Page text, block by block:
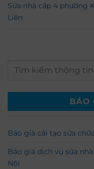
Sửa nhà cấp 4 phường
Liên
BÁO
Báo giá cải tạo sửa
Báo giá dịch vụ sửa
Nội